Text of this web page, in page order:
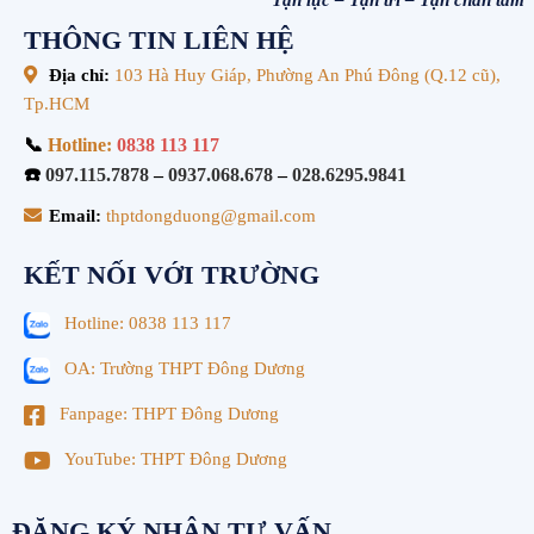
THÔNG TIN LIÊN HỆ
Địa chỉ: 103 Hà Huy Giáp, Phường An Phú Đông (Q.12 cũ),
Tp.HCM
📞 Hotline: 0838 113 117
☎️ 097.115.7878–0937.068.678–028.6295.9841
Email: thptdongduong@gmail.com
KẾT NỐI VỚI TRƯỜNG
Hotline: 0838 113 117
OA: Trường THPT Đông Dương
Fanpage: THPT Đông Dương
YouTube: THPT Đông Dương